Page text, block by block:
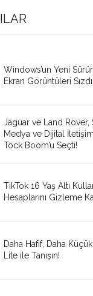
Windows’un Yeni
Ekran Görüntüleri Sızdı!
Jaguar ve Land Rover,
Medya ve Dijital
Tock Boom’u Seçti!
TikTok 16 Yaş Altı
Hesaplarını Gizleme
Daha Hafif, Daha
Lite ile Tanışın!